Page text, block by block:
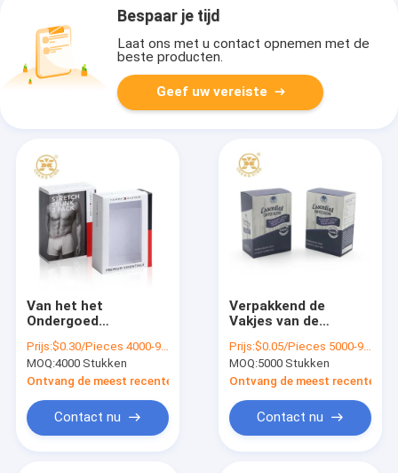
Bespaar je tijd
Laat ons met u contact opnemen met de
beste producten.
Geef uw vereiste
Van het het
Ondergoed
Karton van mensen
van de
Dozenkraftpapier
Golfmailer
Verpakkende de
Dozensgs
Prijs:$0.30/Pieces 4000-9999 Pieces
MOQ:4000 Stukken
Ontvang de meest recente Prijs
Contact nu
Verpakkend de
Vakjes van de
Rdboard
Vriendschappelijk het
Document van
Onmiddellijke
Koffieeco Vakje
Prijs:$0.05/Pieces 5000-99999 Pieces
MOQ:5000 Stukken
Ontvang de meest recente
Contact nu